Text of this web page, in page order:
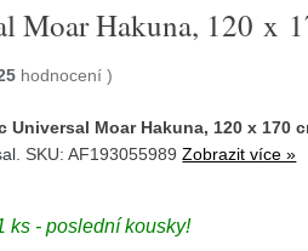
Moar Hakuna, 120 x
hodnocení)
Universal Moar Hakuna, 120 x 170
. SKU: AF193055989Zobrazit více »
ks - poslední kousky!